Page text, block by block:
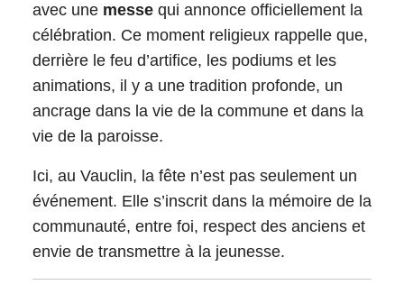
avec une messe qui annonce officiellement la
célébration. Ce moment religieux rappelle que,
derrière le feu d’artifice, les podiums et les
animations, il y a une tradition profonde, un
ancrage dans la vie de la commune et dans la
vie de la paroisse.
Ici, au Vauclin, la fête n’est pas seulement un
événement. Elle s’inscrit dans la mémoire de la
communauté, entre foi, respect des anciens et
envie de transmettre à la jeunesse.